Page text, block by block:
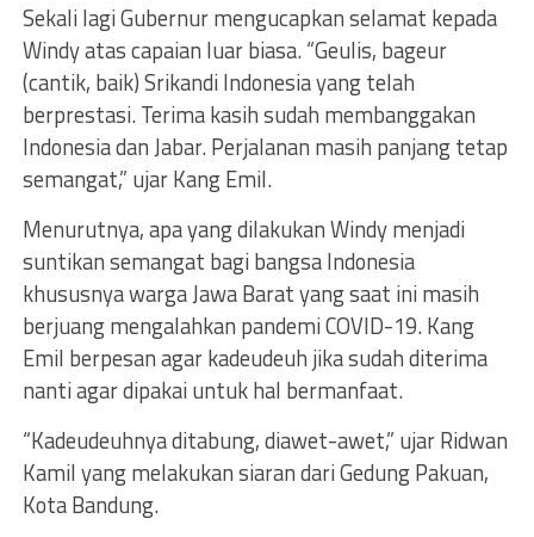
Sekali lagi Gubernur mengucapkan selamat kepada
Windy atas capaian luar biasa. “Geulis, bageur
(cantik, baik) Srikandi Indonesia yang telah
berprestasi. Terima kasih sudah membanggakan
Indonesia dan Jabar. Perjalanan masih panjang tetap
semangat,” ujar Kang Emil.
Menurutnya, apa yang dilakukan Windy menjadi
suntikan semangat bagi bangsa Indonesia
khususnya warga Jawa Barat yang saat ini masih
berjuang mengalahkan pandemi COVID-19. Kang
Emil berpesan agar kadeudeuh jika sudah diterima
nanti agar dipakai untuk hal bermanfaat.
“Kadeudeuhnya ditabung, diawet-awet,” ujar Ridwan
Kamil yang melakukan siaran dari Gedung Pakuan,
Kota Bandung.